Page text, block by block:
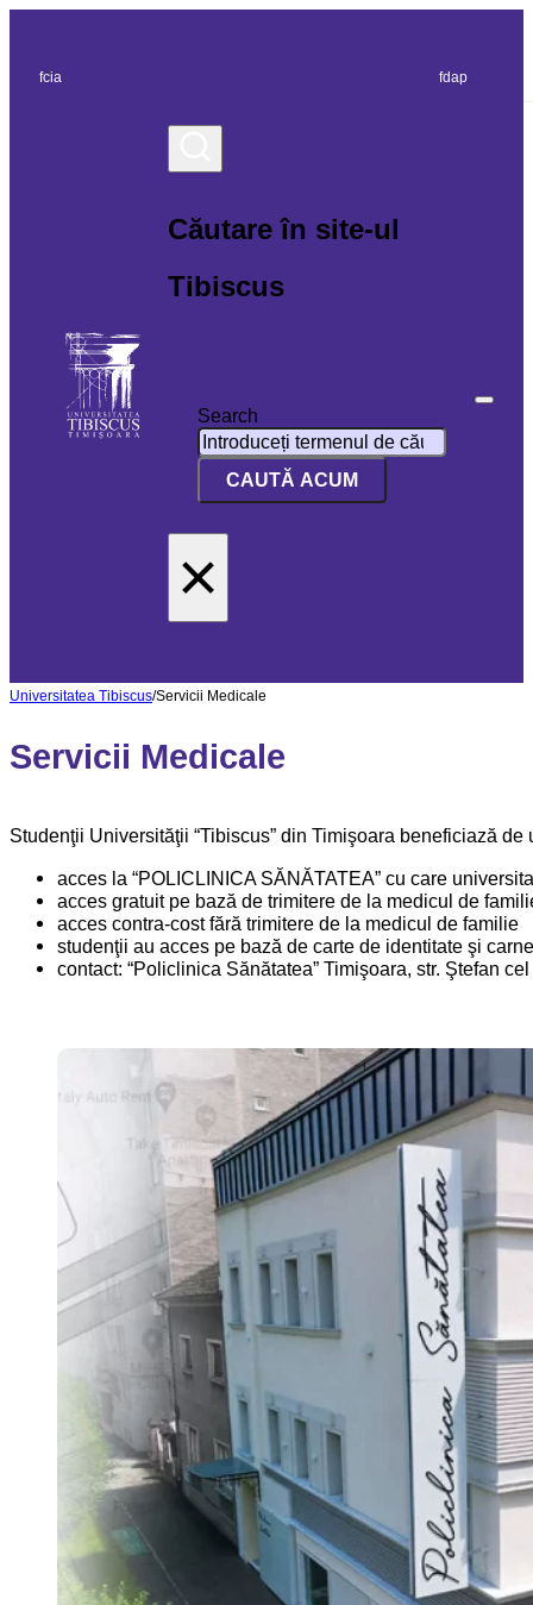
fcia fdap
Căutare în site-ul
Tibiscus
Search
CAUTĂ ACUM
×
Universitatea Tibiscus/Servicii Medicale
Servicii Medicale
Studenţii Universităţii “Tibiscus” din Timişoara beneficiază
acces la “POLICLINICA SĂNĂTATEA” cu care
acces gratuit pe bază de trimitere de la medicul de
acces contra-cost fără trimitere de la medicul de familie
studenţii au acces pe bază de carte de identitate şi
contact: “Policlinica Sănătatea” Timişoara, str. Ştefan